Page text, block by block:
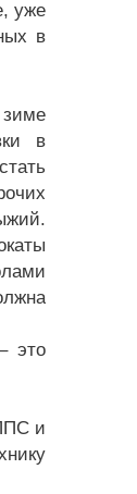
уже
в
зиме
в
это
и